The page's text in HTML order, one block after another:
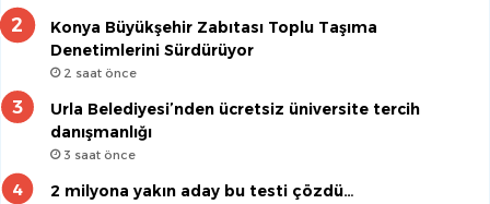
Konya Büyükşehir Zabıtası Toplu Taşıma
Denetimlerini Sürdürüyor
2 saat önce
Urla Belediyesi’nden ücretsiz üniversite tercih
danışmanlığı
3 saat önce
2 milyona yakın aday bu testi çözdü…